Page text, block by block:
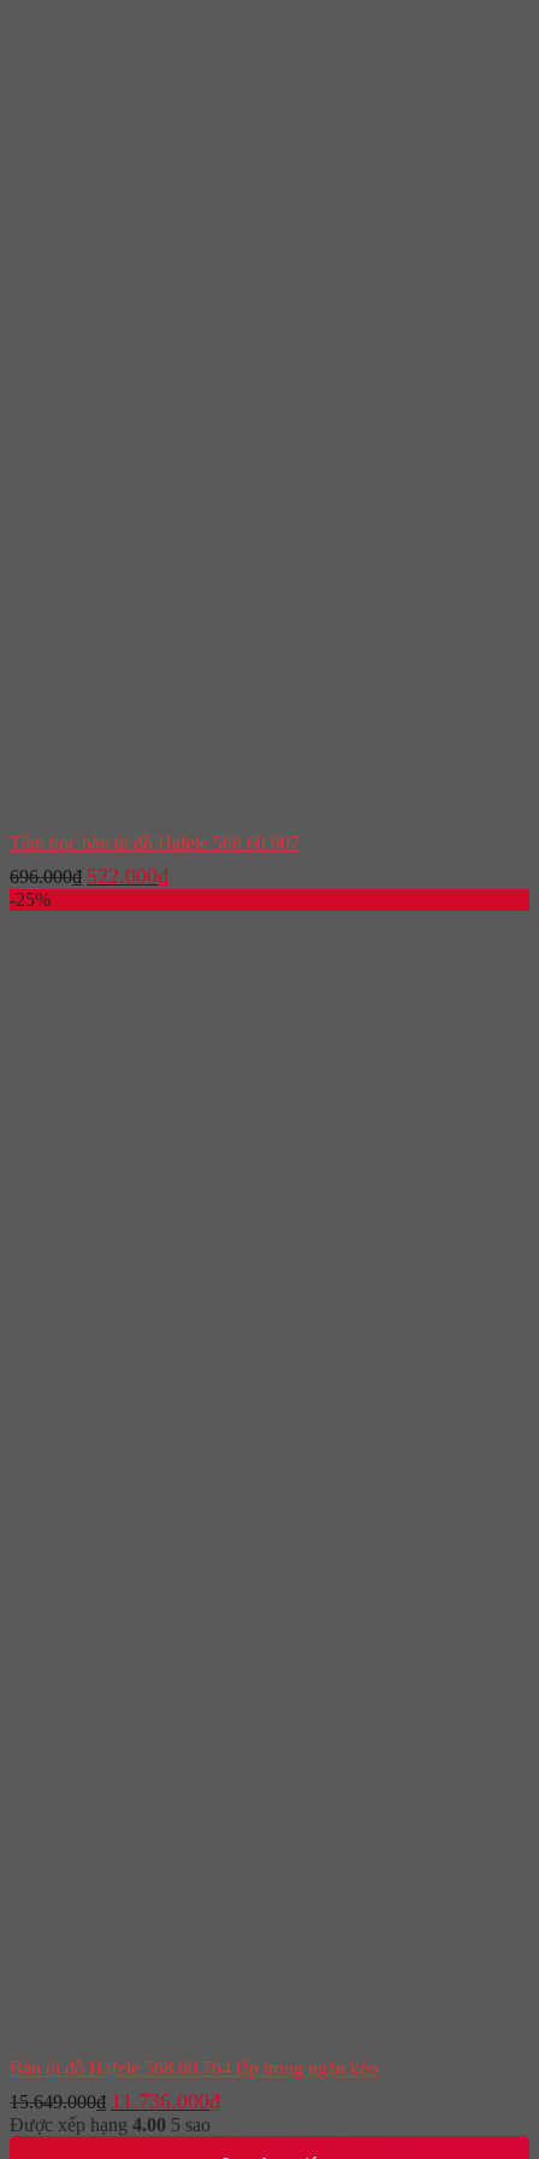
Tấm bọc bàn ủi đồ Hafele 568.60.907
696.000₫ Giá
gốc
là:
522.000₫Giá
hiện
tại
-25%
Bàn ủi đồ Hafele 568.60.764 lắp trong ngăn kéo
15.649.000₫ Giá
gốc
là:
11.736.000₫Giá
tại
Được xếp hạng 4.00 5 sao